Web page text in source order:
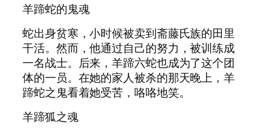
羊蹄蛇的鬼魂
蛇出身贫寒，小时候被卖到斋藤氏族的田里
干活。然而，他通过自己的努力，被训练成
一名战士。后来，羊蹄六蛇也成为了这个团
体的一员。在她的家人被杀的那天晚上，羊
蹄蛇之鬼看着她受苦，咯咯地笑。
羊蹄狐之魂